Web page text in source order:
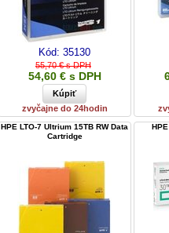
Kód: 35130
55,70 € s DPH
54,60 € s DPH
zvyčajne do 24hodin
HPE LTO-7 Ultrium 15TB RW Data
Cartridge